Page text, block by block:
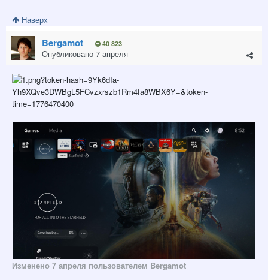
Наверх
Bergamot 40 823
Опубликовано 7 апреля
Изменено 7 апреля пользователем Bergamot